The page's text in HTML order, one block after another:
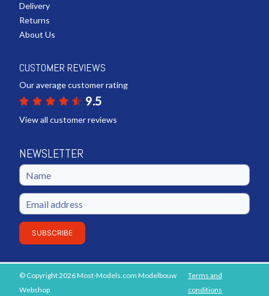
ADD TO SHOPPING CART
Delivery
Returns
About Us
CUSTOMER REVIEWS
Our average customer rating
9.5
View all customer reviews
NEWSLETTER
SUBSCRIBE
© Copyright 2026 Most-Models.com Modelbouw
Webshop
Terms and
conditions